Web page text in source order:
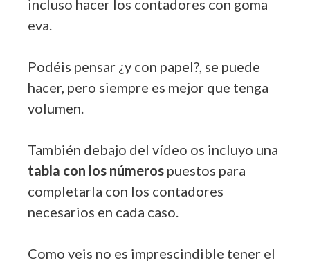
incluso hacer los contadores con goma
eva.
Podéis pensar ¿y con papel?, se puede
hacer, pero siempre es mejor que tenga
volumen.
También debajo del vídeo os incluyo una
tabla con los números puestos para
completarla con los contadores
necesarios en cada caso.
Como veis no es imprescindible tener el